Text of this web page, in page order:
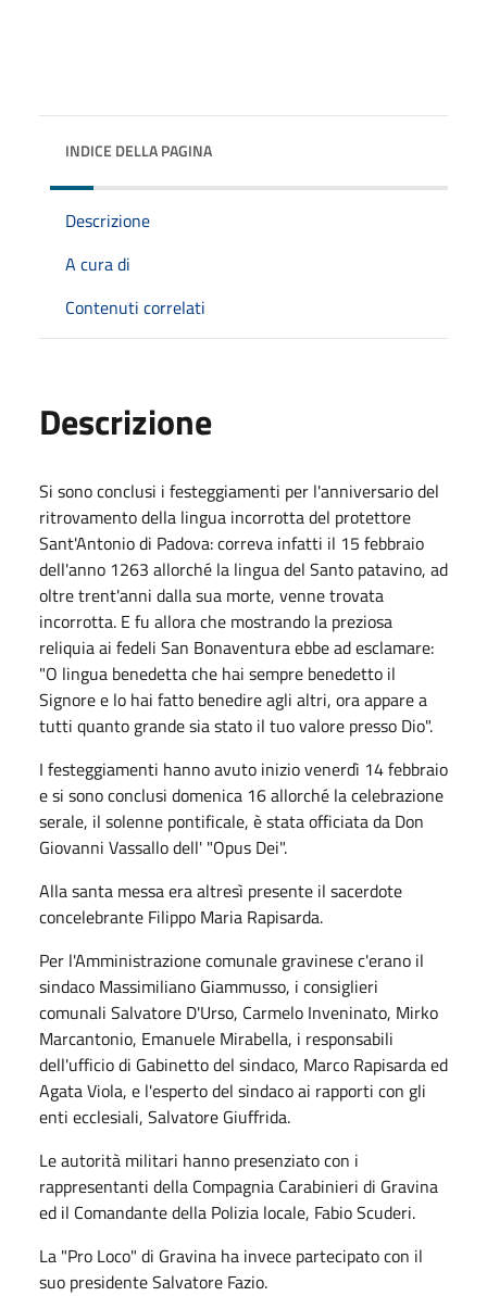
INDICE DELLA PAGINA
Descrizione
A cura di
Contenuti correlati
Descrizione
Si sono conclusi i festeggiamenti per l'anniversario del
ritrovamento della lingua incorrotta del protettore
Sant'Antonio di Padova: correva infatti il 15 febbraio
dell'anno 1263 allorché la lingua del Santo patavino, ad
oltre trent'anni dalla sua morte, venne trovata
incorrotta. E fu allora che mostrando la preziosa
reliquia ai fedeli San Bonaventura ebbe ad esclamare:
"O lingua benedetta che hai sempre benedetto il
Signore e lo hai fatto benedire agli altri, ora appare a
tutti quanto grande sia stato il tuo valore presso Dio".
I festeggiamenti hanno avuto inizio venerdì 14 febbraio
e si sono conclusi domenica 16 allorché la celebrazione
serale, il solenne pontificale, è stata officiata da Don
Giovanni Vassallo dell' "Opus Dei".
Alla santa messa era altresì presente il sacerdote
concelebrante Filippo Maria Rapisarda.
Per l'Amministrazione comunale gravinese c'erano il
sindaco Massimiliano Giammusso, i consiglieri
comunali Salvatore D'Urso, Carmelo Inveninato, Mirko
Marcantonio, Emanuele Mirabella, i responsabili
dell'ufficio di Gabinetto del sindaco, Marco Rapisarda ed
Agata Viola, e l'esperto del sindaco ai rapporti con gli
enti ecclesiali, Salvatore Giuffrida.
Le autorità militari hanno presenziato con i
rappresentanti della Compagnia Carabinieri di Gravina
ed il Comandante della Polizia locale, Fabio Scuderi.
La "Pro Loco" di Gravina ha invece partecipato con il
suo presidente Salvatore Fazio.